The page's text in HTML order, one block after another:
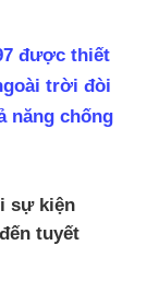
được thiết
trời đòi
năng chống
sự kiện
tuyết